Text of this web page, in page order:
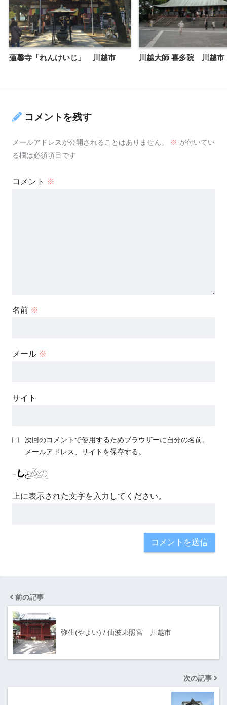
蓮馨寺「れんけいじ」 川越市 川越大師 喜多院 川越市
コメントを残す
メールアドレスが公開されることはありません。 ※ が付いてい
る欄は必須項目です
コメント ※
名前 ※
メール ※
サイト
次回のコメントで使用するためブラウザーに自分の名前、
メールアドレス、サイトを保存する。
上に表示された文字を入力してください。
前の記事
弥生(やよい) / 仙波東照宮 川越市
次の記事